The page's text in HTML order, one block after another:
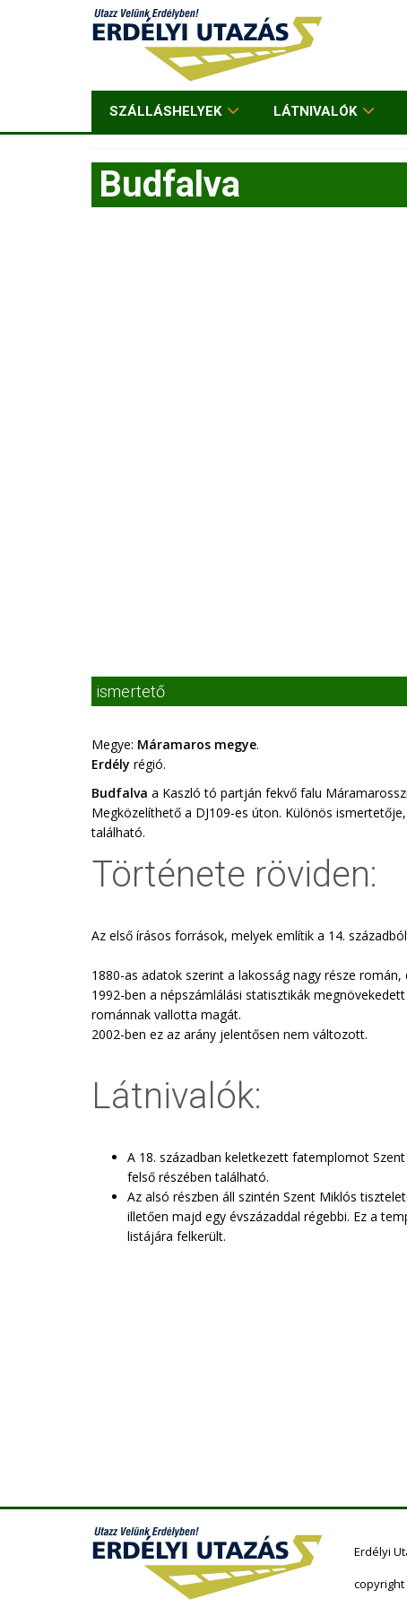
SZÁLLÁSHELYEK LÁTNIVALÓK
Budfalva
ismertető
Megye: Máramaros megye.
Erdély régió.
Budfalva a Kaszló tó partján fekvő falu
Megközelíthető a DJ109-es úton. Különös
található.
Története röviden:
Az első írásos források, melyek említik a 14.
1880-as adatok szerint a lakosság nagy része
1992-ben a népszámlálási statisztikák
románnak vallotta magát.
2002-ben ez az arány jelentősen nem változott.
Látnivalók:
A 18. században keletkezett fatemplomot
felső részében található.
Az alsó részben áll szintén Szent Miklós
illetően majd egy évszázaddal régebbi. Ez a
listájára felkerült.
Erdélyi